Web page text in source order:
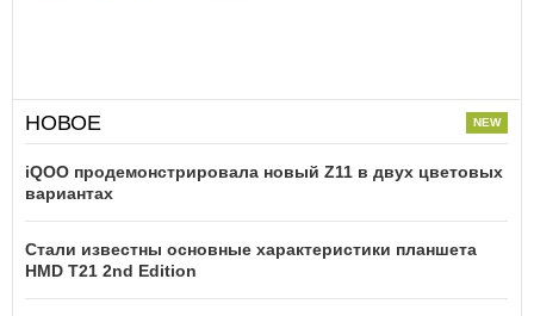
НОВОЕ
iQOO продемонстрировала новый Z11 в двух цветовых
вариантах
Стали известны основные характеристики планшета
HMD T21 2nd Edition